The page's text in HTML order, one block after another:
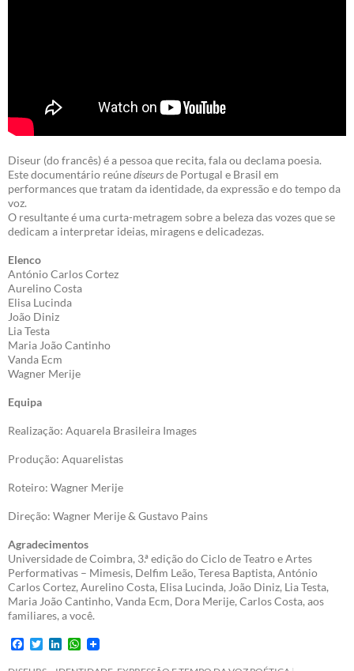
Diseur (do francês) é a pessoa que recita, fala ou declama poesia.
Este documentário reúnediseursde Portugal e Brasil em
performances que tratam da identidade, da expressão e do tempo da
voz.
O resultante é uma curta-metragem sobre a beleza das vozes que se
dedicam a interpretar ideias, miragens e delicadezas.
Elenco
António Carlos Cortez
Aurelino Costa
Elisa Lucinda
João Diniz
Lia Testa
Maria João Cantinho
Vanda Ecm
Wagner Merije
Equipa
Realização: Aquarela Brasileira Images
Produção: Aquarelistas
Roteiro: Wagner Merije
Direção: Wagner Merije & Gustavo Pains
Agradecimentos
Universidade de Coimbra, 3.ª edição do Ciclo de Teatro e Artes
Performativas – Mimesis, Delfim Leão, Teresa Baptista, António
Carlos Cortez, Aurelino Costa, Elisa Lucinda, João Diniz, Lia Testa,
Maria João Cantinho, Vanda Ecm, Dora Merije, Carlos Costa, aos
familiares, a você.
F
T
W